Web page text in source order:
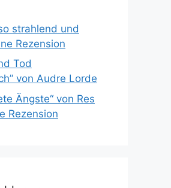
strahlend und
Rezension
Tod
von Audre Lorde
Ängste“ von Res
Rezension